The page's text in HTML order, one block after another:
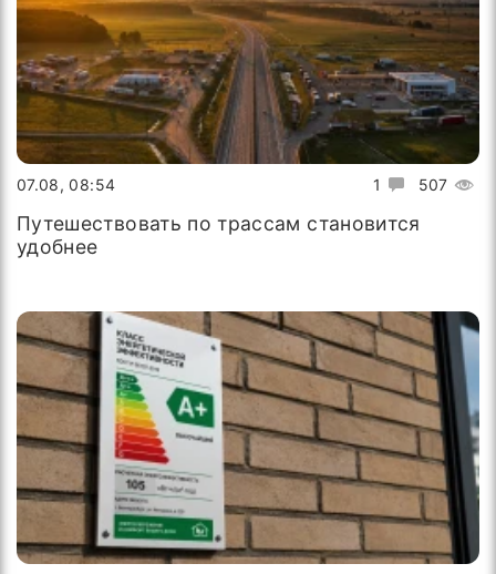
1 507
07.08, 08:54
Путешествовать по трассам становится
удобнее